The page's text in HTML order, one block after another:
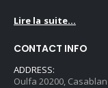
Lire la suite...
CONTACT INFO
ADDRESS:
Oulfa 20200,